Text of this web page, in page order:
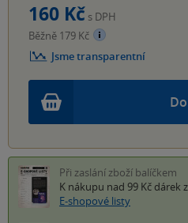
160 Kč s DPH
Běžně 179 Kč
Jsme transparentní
Při zaslání zboží balíčkem
K nákupu nad 99 Kč dárek
E-shopové listy